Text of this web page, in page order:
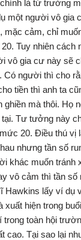
là từ trường
một người vô gia
mặc cảm, chỉ
Tuy nhiên cách
vô gia cư này sẽ
Có người thì cho
tiền thì anh ta
ghiền mà thôi. Họ
Tư tưởng này
20. Điều thú vị
nhưng tần số
khác muốn tránh
vô cảm thì tần số
Hawkins lấy ví dụ
xuất hiện trong
toàn hội
cao. Tại sao lại